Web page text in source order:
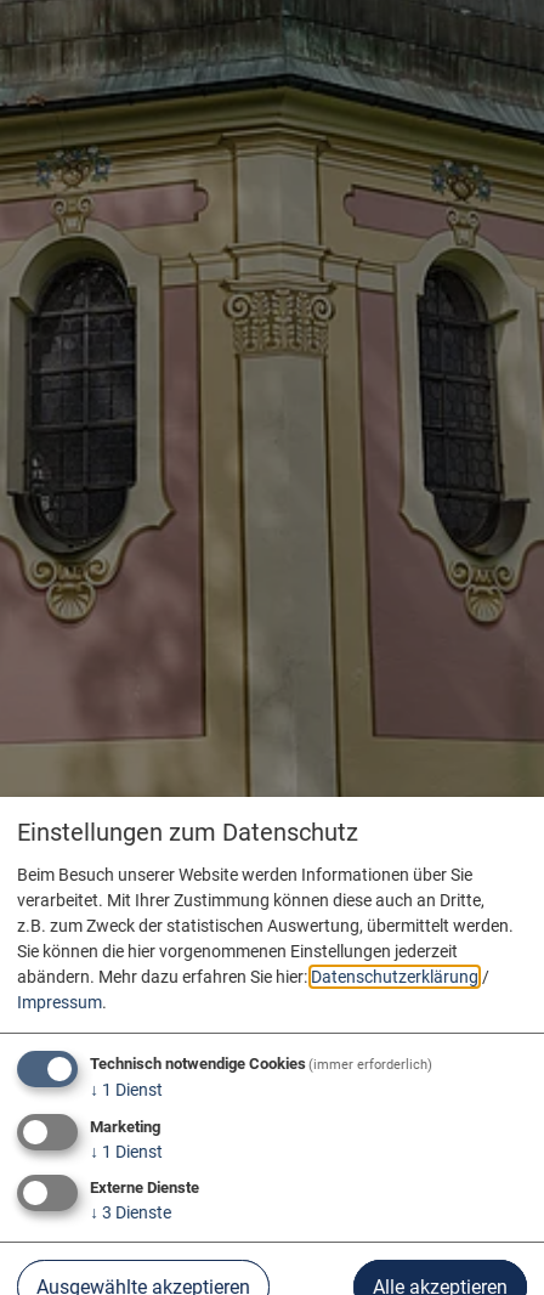
Geheimtipps
Donau Erleben
Einstellungen zum Datenschutz
Beim Besuch unserer Website werden Informationen über Sie
verarbeitet. Mit Ihrer Zustimmung können diese auch an Dritte,
z.B. zum Zweck der statistischen Auswertung, übermittelt werden.
Sie können die hier vorgenommenen Einstellungen jederzeit
abändern. Mehr dazu erfahren Sie hier: Datenschutzerklärung /
Impressum.
Technisch notwendige Cookies(immer erforderlich)
↓ 1 Dienst
Marketing
↓ 1 Dienst
Externe Dienste
↓ 3 Dienste
Ausgewählte akzeptieren Alle akzeptieren